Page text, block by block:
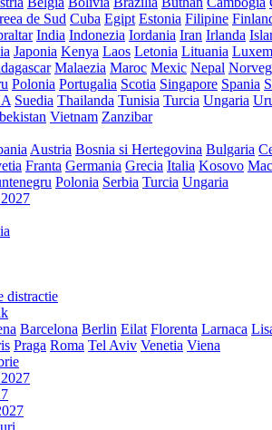
de Sud Cuba Egipt Estonia Filipine
India Indonezia Iordania Iran Irlanda
Japonia Kenya Laos Letonia Lituania
Malaezia Maroc Mexic Nepal
Polonia Portugalia Scotia Singapore Spania
Suedia Thailanda Tunisia Turcia Ungaria
Vietnam Zanzibar
Austria Bosnia si Hertegovina Bulgaria
Franta Germania Grecia Italia Kosovo
Polonia Serbia Turcia Ungaria
distractie
Barcelona Berlin Eilat Florenta Larnaca
Praga Roma Tel Aviv Venetia Viena